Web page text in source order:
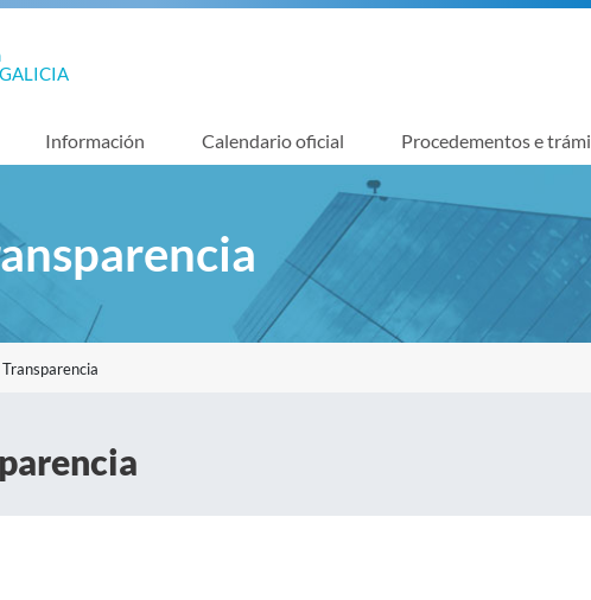
Información Calendario oficial Procedementos e